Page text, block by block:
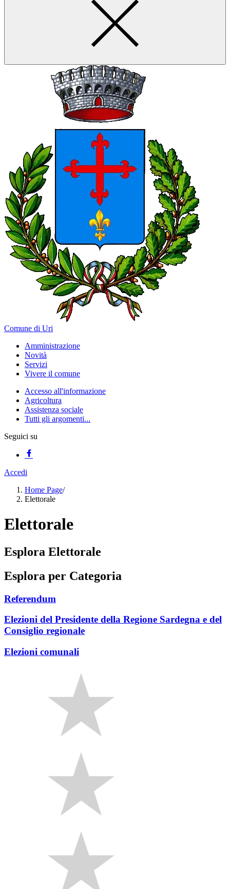
Comune di Uri
Amministrazione
Novità
Servizi
Vivere il comune
Accesso all'informazione
Agricoltura
Assistenza sociale
Tutti gli argomenti...
Seguici su
Accedi
Home Page/
Elettorale
Elettorale
Esplora Elettorale
Esplora per Categoria
Referendum
Elezioni del Presidente della Regione Sardegna e del
Consiglio regionale
Elezioni comunali